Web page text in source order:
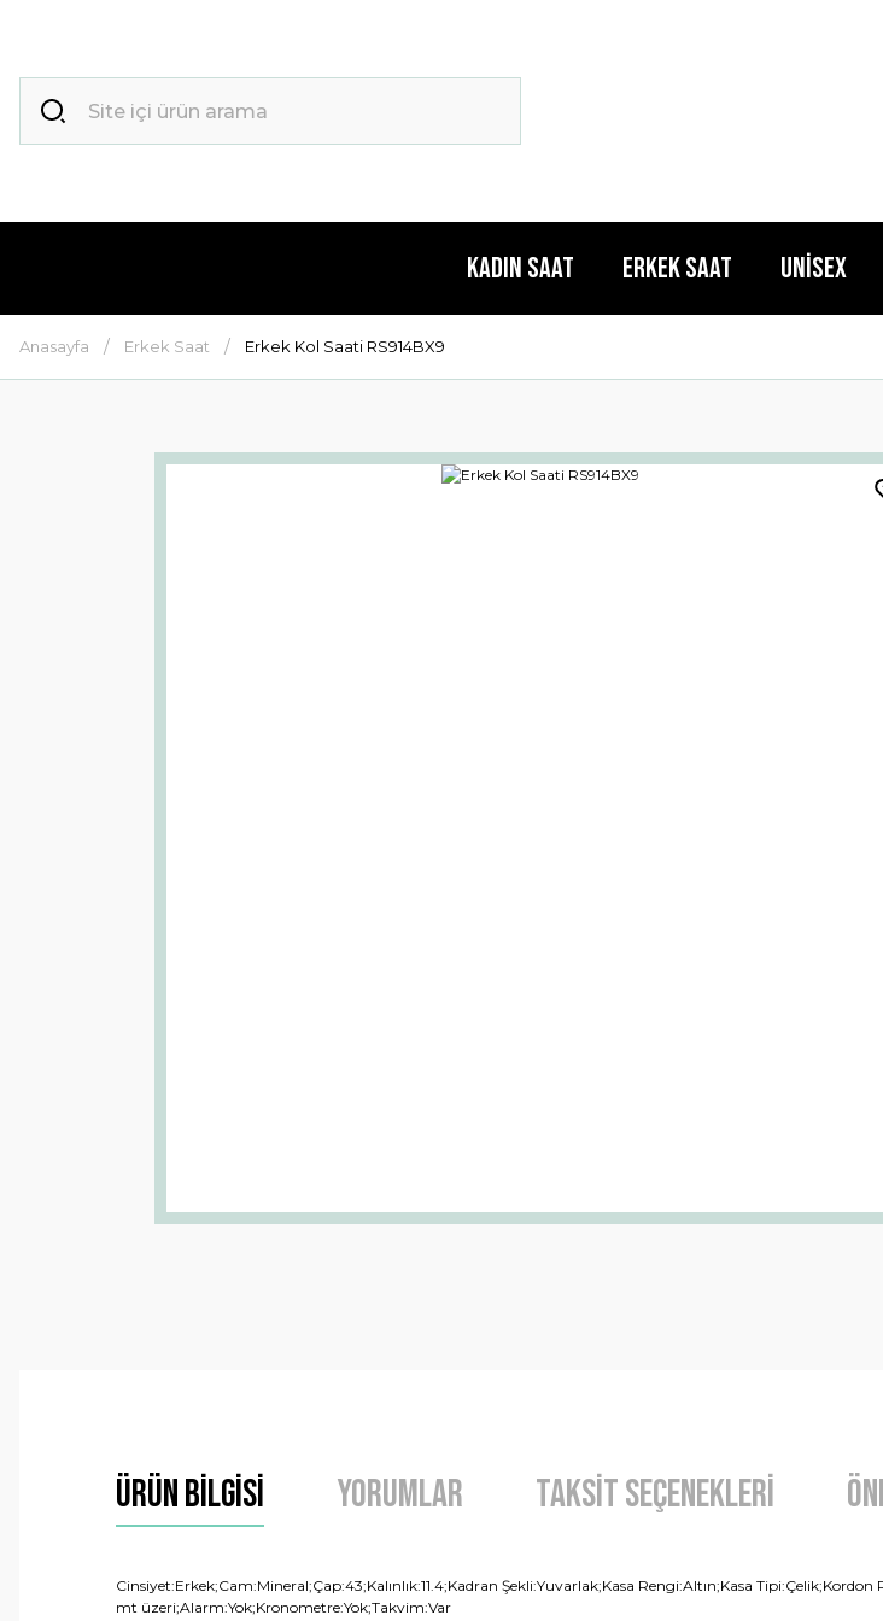
Kadın Saat Erkek Saat Unisex
Anasayfa Erkek Saat Erkek Kol Saati RS914BX9
Ürün Bilgisi Yorumlar Taksit Seçenekleri
Cinsiyet:Erkek;Cam:Mineral;Çap:43;Kalınlık:11.4;Kadran Şekli:Yuvarlak;Kasa Rengi:Altın;Kasa
mt üzeri;Alarm:Yok;Kronometre:Yok;Takvim:Var